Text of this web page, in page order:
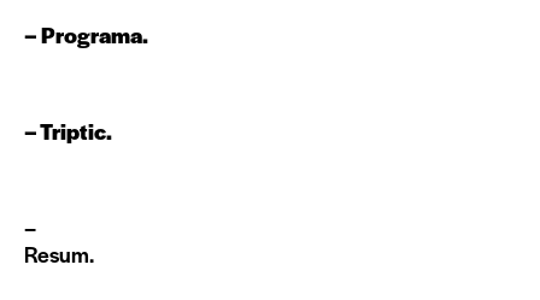
–Programa.
–Triptic.
–
Resum.